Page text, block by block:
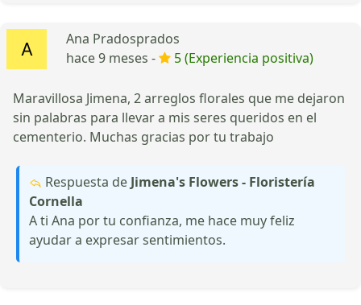
Ana Pradosprados
hace 9 meses -
5 (Experiencia positiva)
Maravillosa Jimena, 2 arreglos florales que me dejaron
sin palabras para llevar a mis seres queridos en el
cementerio. Muchas gracias por tu trabajo
Respuesta de Jimena's Flowers - Floristería
Cornella
A ti Ana por tu confianza, me hace muy feliz
ayudar a expresar sentimientos.